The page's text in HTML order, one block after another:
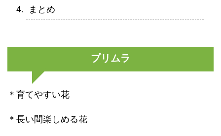
まとめ
プリムラ
＊育てやすい花
＊長い間楽しめる花